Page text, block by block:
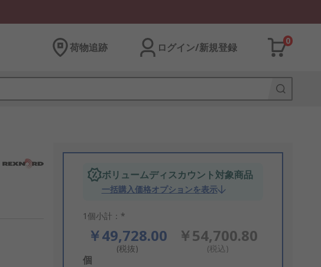
荷物追跡 ログイン/新規登録
0
ボリュームディスカウント対象商品
一括購入価格オプションを表示
1個小計：*
￥49,728.00
(税抜)
￥54,700.80
(税込)
Add
個